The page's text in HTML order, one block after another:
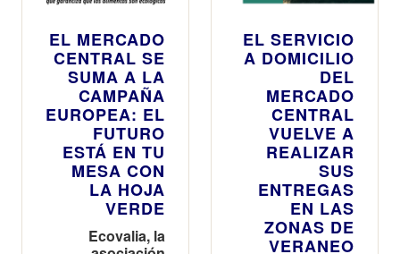
EL MERCADO
CENTRAL SE
SUMA A LA
CAMPAÑA
EUROPEA: EL
FUTURO
ESTÁ EN TU
MESA CON
LA HOJA
VERDE
Ecovalia, la
EL SERVICIO
A DOMICILIO
DEL
MERCADO
CENTRAL
VUELVE A
REALIZAR
SUS
ENTREGAS
EN LAS
ZONAS DE
VERANEO